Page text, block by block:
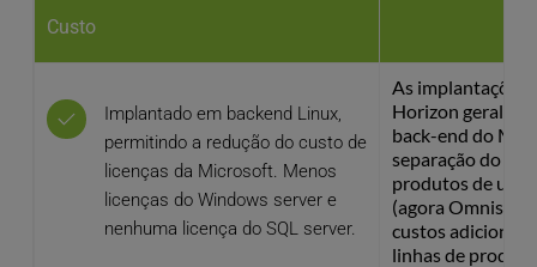
Custo
Implantado em backend Linux,
permitindo a redução do custo de
licenças da Microsoft. Menos
licenças do Windows server e
nenhuma licença do SQL server.
As implantações
Horizon
back-end do
separação do
produtos de
(agora Omnissa)
custos adicionais
linhas de